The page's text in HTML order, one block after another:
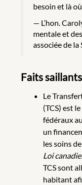
besoin et là
L’hon.
mentale et
associée de la
Faits saillants
Le
(TCS) est
fédéraux
un
les soins
Loi
TCS sont
habitant